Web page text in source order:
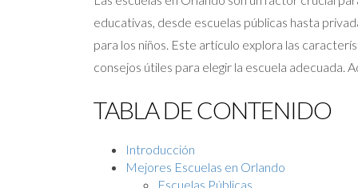
educativas, desde escuelas públicas hasta
para los niños. Este artículo explora las
consejos útiles para elegir la escuela adecuada.
TABLA DE CONTENIDO
Introducción
Mejores Escuelas en Orlando
Escuelas Públicas